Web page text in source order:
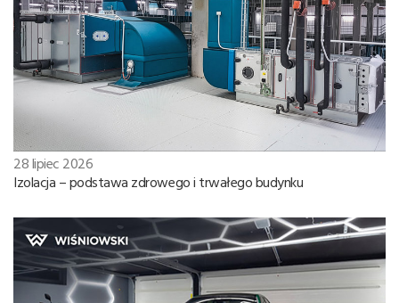
28 lipiec 2026
Izolacja – podstawa zdrowego i trwałego budynku